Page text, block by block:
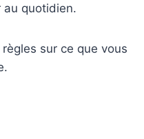
au quotidien.
sur ce que vous